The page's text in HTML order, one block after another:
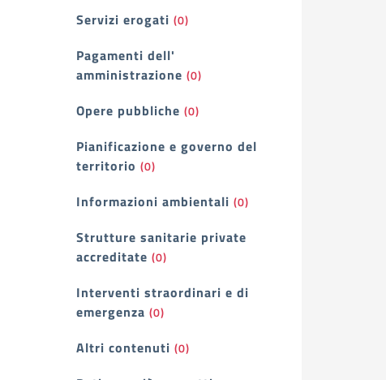
Servizi erogati (0)
Pagamenti dell'
amministrazione (0)
Opere pubbliche (0)
Pianificazione e governo del
territorio (0)
Informazioni ambientali (0)
Strutture sanitarie private
accreditate (0)
Interventi straordinari e di
emergenza (0)
Altri contenuti (0)